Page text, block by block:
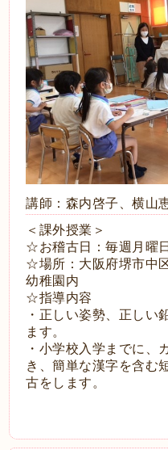
講師：森内啓子、横山
＜課外授業＞
☆お稽古日：毎週月曜
☆場所：大阪府堺市中
幼稚園内
☆指導内容
・正しい姿勢、正しい
ます。
・小学校入学までに、
き、簡単な漢字を含む
古をします。